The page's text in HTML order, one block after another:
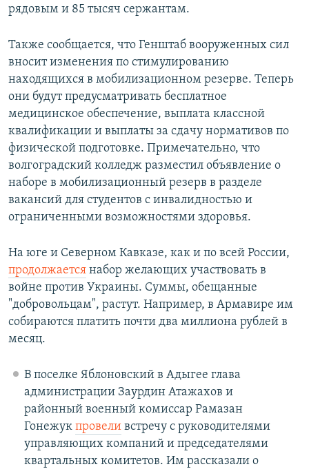
рядовым и 85 тысяч сержантам.
Также сообщается, что Генштаб вооруженных сил
вносит изменения по стимулированию
находящихся в мобилизационном резерве. Теперь
они будут предусматривать бесплатное
медицинское обеспечение, выплата классной
квалификации и выплаты за сдачу нормативов по
физической подготовке. Примечательно, что
волгоградский колледж разместил объявление о
наборе в мобилизационный резерв в разделе
вакансий для студентов с инвалидностью и
ограниченными возможностями здоровья.
На юге и Северном Кавказе, как и по всей России,
продолжается набор желающих участвовать в
войне против Украины. Суммы, обещанные
"добровольцам", растут. Например, в Армавире им
собираются платить почти два миллиона рублей в
месяц.
В поселке Яблоновский в Адыгее глава
администрации Заурдин Атажахов и
районный военный комиссар Рамазан
Гонежук провеливстречу с руководителями
управляющих компаний и председателями
квартальных комитетов. Им рассказали о